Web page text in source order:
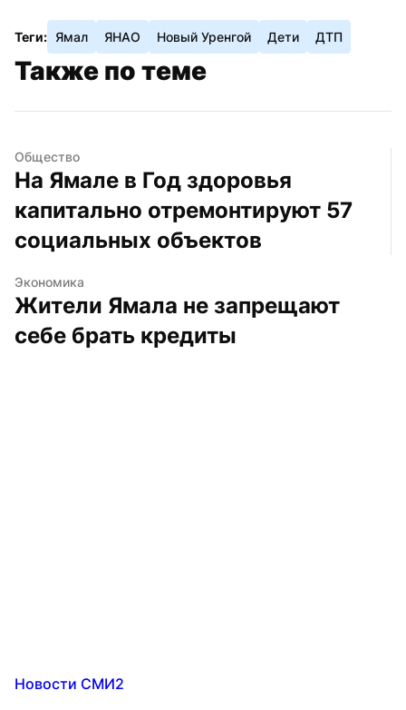
Теги: Ямал ЯНАО Новый Уренгой Дети ДТП
Также по теме
Общество
На Ямале в Год здоровья
капитально отремонтируют 57
социальных объектов
Экономика
Жители Ямала не запрещают
себе брать кредиты
Новости СМИ2